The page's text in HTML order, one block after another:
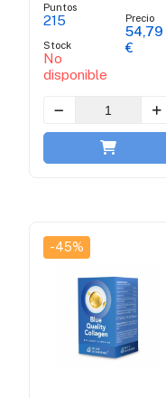
Puntos
215
Stock
No
disponible
Precio
54,79
€
-45%